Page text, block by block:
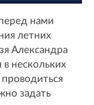
нами
летних
Александра
нескольких
задать